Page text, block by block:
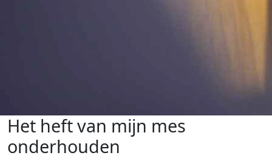
Het heft van mijn mes
onderhouden